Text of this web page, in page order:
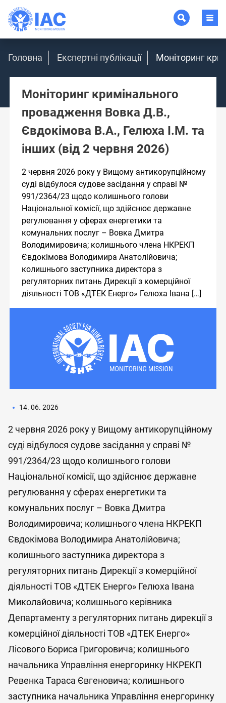
Головна Експертні публікації Моніторинг
Моніторинг кримінального
провадження Вовка Д.В.,
Євдокімова В.А., Гелюха І.М. та
інших (від 2 червня 2026)
2 червня 2026 року у Вищому антикорупційному
суді відбулося судове засідання у справі №
991/2364/23 щодо колишнього голови
Національної комісії, що здійснює державне
регулювання у сферах енергетики та
комунальних послуг – Вовка Дмитра
Володимировича; колишнього члена НКРЕКП
Євдокімова Володимира Анатолійовича;
колишнього заступника директора з
регуляторних питань Дирекції з комерційної
діяльності ТОВ «ДТЕК Енерго» Гелюха Івана […]
14. 06. 2026
2 червня 2026 року у Вищому антикорупційному
суді відбулося судове засідання у справі №
991/2364/23 щодо колишнього голови
Національної комісії, що здійснює державне
регулювання у сферах енергетики та
комунальних послуг – Вовка Дмитра
Володимировича; колишнього члена НКРЕКП
Євдокімова Володимира Анатолійовича;
колишнього заступника директора з
регуляторних питань Дирекції з комерційної
діяльності ТОВ «ДТЕК Енерго» Гелюха Івана
Миколайовича; колишнього керівника
Департаменту з регуляторних питань дирекції з
комерційної діяльності ТОВ «ДТЕК Енерго»
Лісового Бориса Григоровича; колишнього
начальника Управління енергоринку НКРЕКП
Ревенка Тараса Євгеновича; колишнього
заступника начальника Управління енергоринку